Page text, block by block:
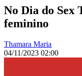
No Dia do Sex
feminino
Thamara Maria
04/11/2023 02:00